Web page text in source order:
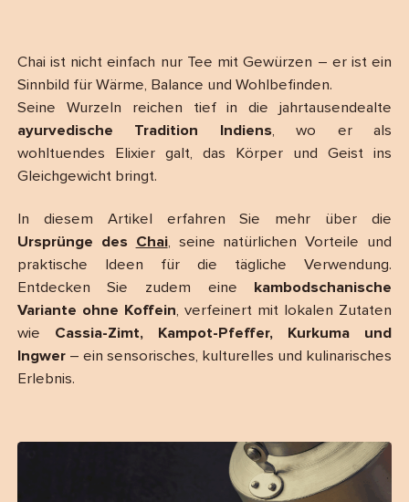
Chai ist nicht einfach nur Tee mit Gewürzen – er ist ein
Sinnbild für Wärme, Balance und Wohlbefinden.
Seine Wurzeln reichen tief in die jahrtausendealte
ayurvedische Tradition Indiens, wo er als
wohltuendes Elixier galt, das Körper und Geist ins
Gleichgewicht bringt.
In diesem Artikel erfahren Sie mehr über die
Ursprünge des Chai, seine natürlichen Vorteile und
praktische Ideen für die tägliche Verwendung.
Entdecken Sie zudem eine
kambodschanische
Variante ohne Koffein, verfeinert mit lokalen Zutaten
wie Cassia-Zimt, Kampot-Pfeffer, Kurkuma und
Ingwer– ein sensorisches, kulturelles und kulinarisches
Erlebnis.